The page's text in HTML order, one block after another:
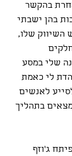
בהקשר
בהן ישבתי
השיווק שלו,
שלי במסע
לי כאמת
לאנשים
בתהליך
ג'וזף